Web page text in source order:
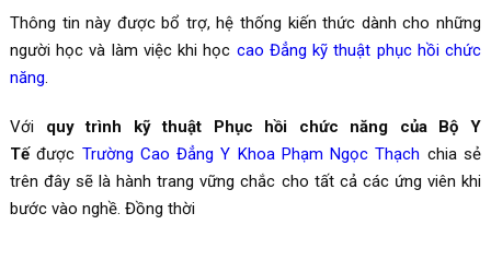
Thông tin này được bổ trợ, hệ thống kiến thức dành cho những
người học và làm việc khi học cao Đẳng kỹ thuật phục hồi chức
năng.
Với quy trình kỹ thuật Phục hồi chức năng của Bộ Y
Tếđược Trường Cao Đẳng Y Khoa Phạm Ngọc Thạch chia sẻ
trên đây sẽ là hành trang vững chắc cho tất cả các ứng viên khi
bước vào nghề. Đồng thời